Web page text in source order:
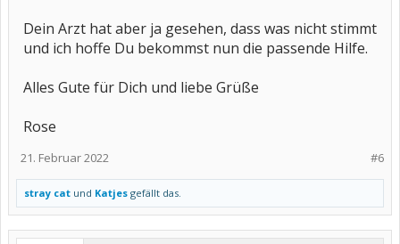
Dein Arzt hat aber ja gesehen, dass was nicht stimmt
und ich hoffe Du bekommst nun die passende Hilfe.
Alles Gute für Dich und liebe Grüße
Rose
#6
21. Februar 2022
stray cat und Katjes gefällt das.